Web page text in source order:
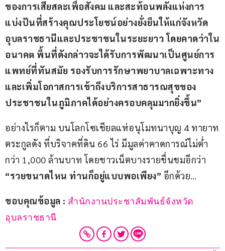
ของการเสียสละเพื่อสังคม และสะท้อนพลังแห่งการ
แบ่งปันที่สร้างคุณประโยชน์อย่างยั่งยืนให้แก่จังหวัด
อุบลราชธานีและประชาชนในระยะยาว โดยคาดว่าใน
อนาคต พื้นที่ดังกล่าวจะได้รับการพัฒนาเป็นศูนย์การ
แพทย์ที่ทันสมัย รองรับการรักษาพยาบาลเฉพาะทาง
และเพิ่มโอกาสการเข้าถึงบริการสาธารณสุขของ
ประชาชนในภูมิภาคได้อย่างครอบคลุมมากยิ่งขึ้น”
อย่างไรก็ตาม บนโลกโซเชียลแห่อนุโมทนาบุญ 4 ทายาท
ตระกูลดัง ที่บริจาคที่ดิน 66 ไร่ มีมูลค่าคาดการณ์ไม่ต่ำ
กว่า 1,000 ล้านบาท โดยชาวเน็ตบางรายชื่นชมอีกว่า
“รวยขนาดไหน ท่านก็อยู่แบบพอเพียง” อีกด้วย…
ขอบคุณข้อมูล : สำนักงานประชาสัมพันธ์จังหวัด
อุบลราชธานี